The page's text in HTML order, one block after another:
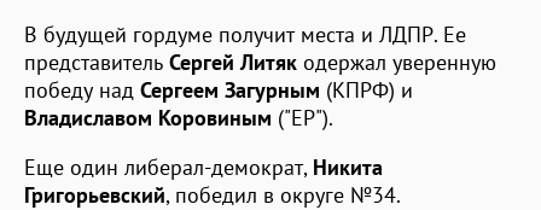
В будущей гордуме получит места и ЛДПР. Ее
представитель Сергей Литяк одержал уверенную
победу над Сергеем Загурным (КПРФ) и
Владиславом Коровиным ("ЕР").
Еще один либерал-демократ, Никита
Григорьевский, победил в округе №34.